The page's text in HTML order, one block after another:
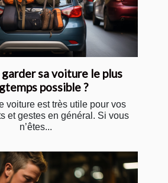
sa voiture le plus
possible ?
voiture est très utile pour vos
et gestes en général. Si vous
n’êtes...